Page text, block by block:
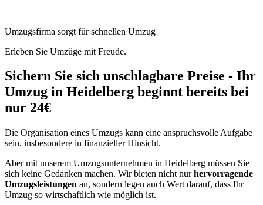
Umzugsfirma sorgt für schnellen Umzug
Erleben Sie Umzüge mit Freude.
Sichern Sie sich unschlagbare Preise - Ihr
Umzug in Heidelberg beginnt bereits bei
nur 24€
Die Organisation eines Umzugs kann eine anspruchsvolle Aufgabe
sein, insbesondere in finanzieller Hinsicht.
Aber mit unserem Umzugsunternehmen in Heidelberg müssen Sie
sich keine Gedanken machen. Wir bieten nicht nurhervorragende
Umzugsleistungen an, sondern legen auch Wert darauf, dass Ihr
Umzug so wirtschaftlich wie möglich ist.